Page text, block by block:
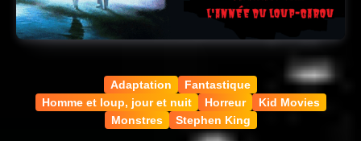
Adaptation
Fantastique
Homme et loup, jour et nuit
Horreur
Kid Movies
Monstres
Stephen King